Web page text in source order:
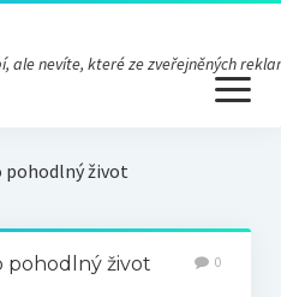
ale nevíte, které ze zveřejněných
open
menu
pohodlný život
pohodlný život 0